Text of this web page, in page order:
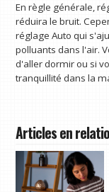
En règle générale,
réduira le bruit.
réglage Auto qui
polluants dans l'air.
d'aller dormir ou si
tranquillité dans la
Articles en